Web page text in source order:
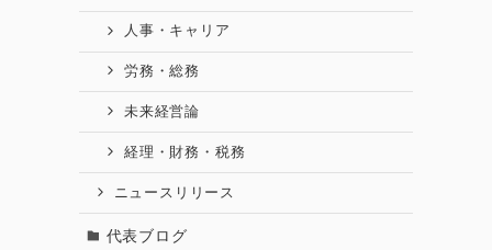
人事・キャリア
労務・総務
未来経営論
経理・財務・税務
ニュースリリース
代表ブログ